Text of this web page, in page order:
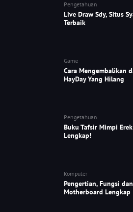
Pengetahuan
Live Draw Sdy, Situs
Terbaik
Game
Cara Mengembalikan
HayDay Yang Hilang
Pengetahuan
Buku Tafsir Mimpi
Lengkap!
Komputer
Pengertian, Fungsi
Motherboard Lengkap